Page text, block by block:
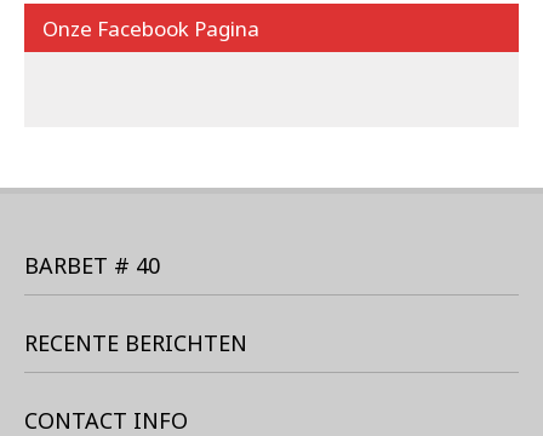
Onze Facebook Pagina
BARBET # 40
RECENTE BERICHTEN
CONTACT INFO